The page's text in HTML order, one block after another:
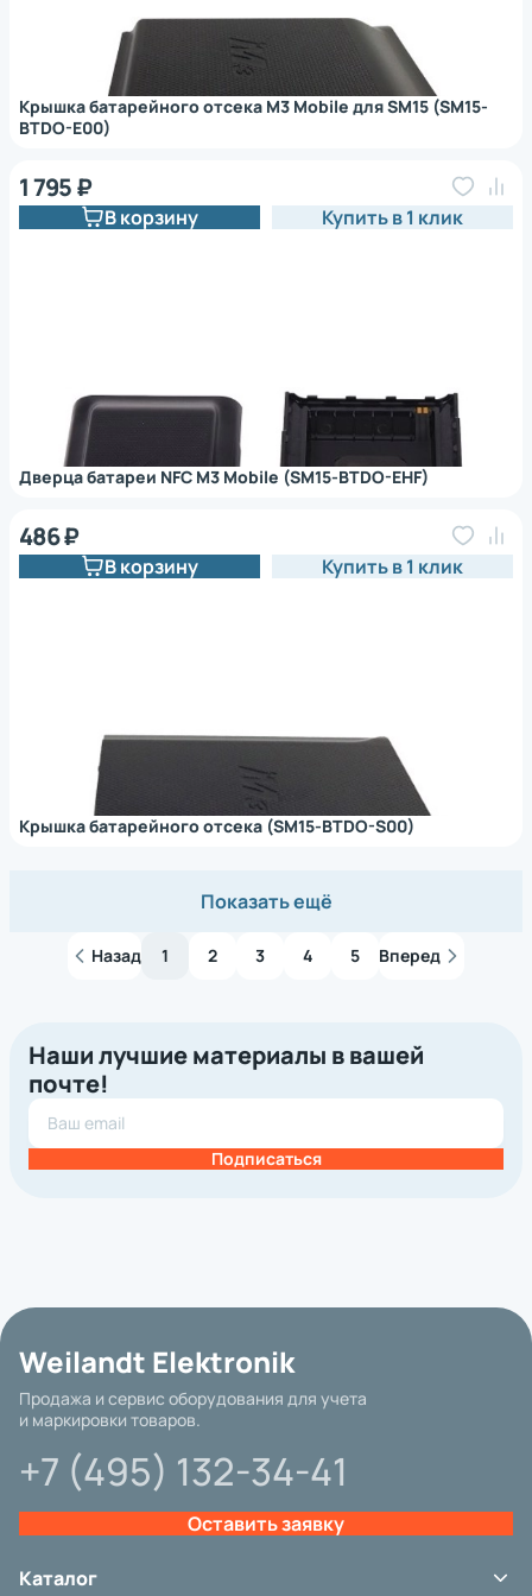
Крышка батарейного отсека M3 Mobile для SM15 (SM15-
BTDO-E00)
Дверца батареи NFC M3 Mobile (SM15-BTDO-EHF)
1 795 ₽
В корзину Купить в 1 клик
Крышка батарейного отсека (SM15-BTDO-S00)
486 ₽
В корзину Купить в 1 клик
Показать ещё
Назад 1 2 3 4 5 Вперед
Наши лучшие материалы в вашей
почте!
Подписаться
Weilandt Elektronik
Продажа и сервис оборудования для учета
и маркировки товаров.
+7 (495) 132-34-41
Оставить заявку
Каталог